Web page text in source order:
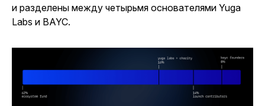
и разделены между четырьмя основателями Yuga
Labs и BAYC.